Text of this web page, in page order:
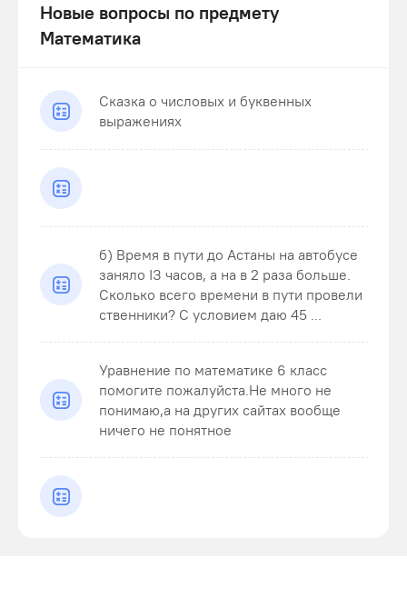
Новые вопросы по предмету
Математика
Сказка о числовых и буквенных
выражениях
б) Время в пути до Астаны на автобусе
заняло ІЗ часов, а на в 2 раза больше.
Сколько всего времени в пути провели
ственники? С условием даю 45 ...
Уравнение по математике 6 класс
помогите пожалуйста.Не много не
понимаю,а на других сайтах вообще
ничего не понятное